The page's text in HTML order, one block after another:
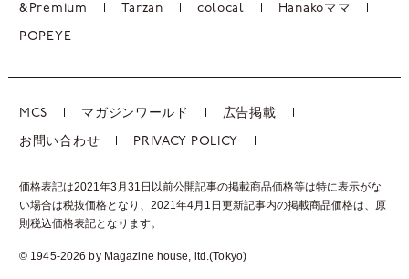
&Premium Tarzan colocal Hanakoママ
POPEYE
MCS マガジンワールド 広告掲載
お問い合わせ PRIVACY POLICY
価格表記は2021年3月31日以前公開記事の掲載商品価格等は特に表示がな
い場合は税抜価格となり、2021年4月1日更新記事内の掲載商品価格は、 原
則税込価格表記となります。
© 1945-2026 by Magazine house, ltd.(Tokyo)